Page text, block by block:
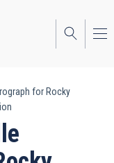
for Rocky